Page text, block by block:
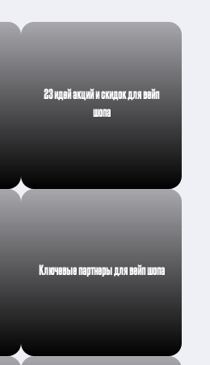
23 идей акций и скидок для вейп
шопа
Ключевые партнеры для вейп шопа